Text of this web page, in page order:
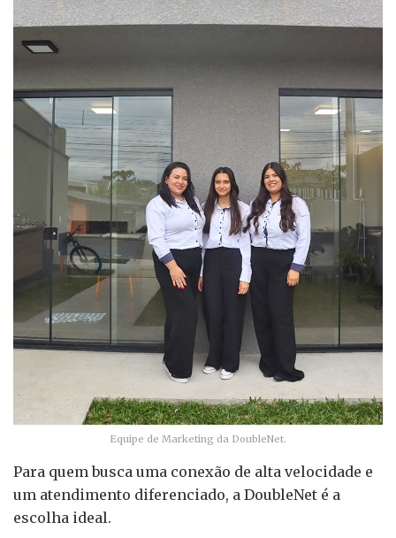
Equipe de Marketing da DoubleNet.
Para quem busca uma conexão de alta velocidade e
um atendimento diferenciado, a DoubleNet é a
escolha ideal.